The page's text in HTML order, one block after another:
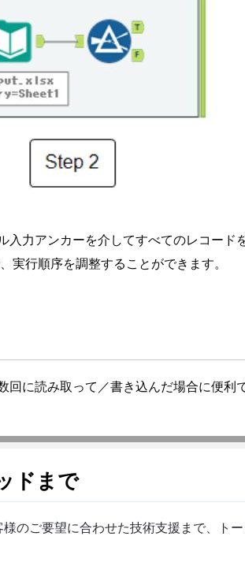
力アンカーを介してすべてのレコー
行順序を調整することができます。
に読み取って／書き込んだ場合に便利で
ドまで
のご要望に合わせた技術支援まで、トー